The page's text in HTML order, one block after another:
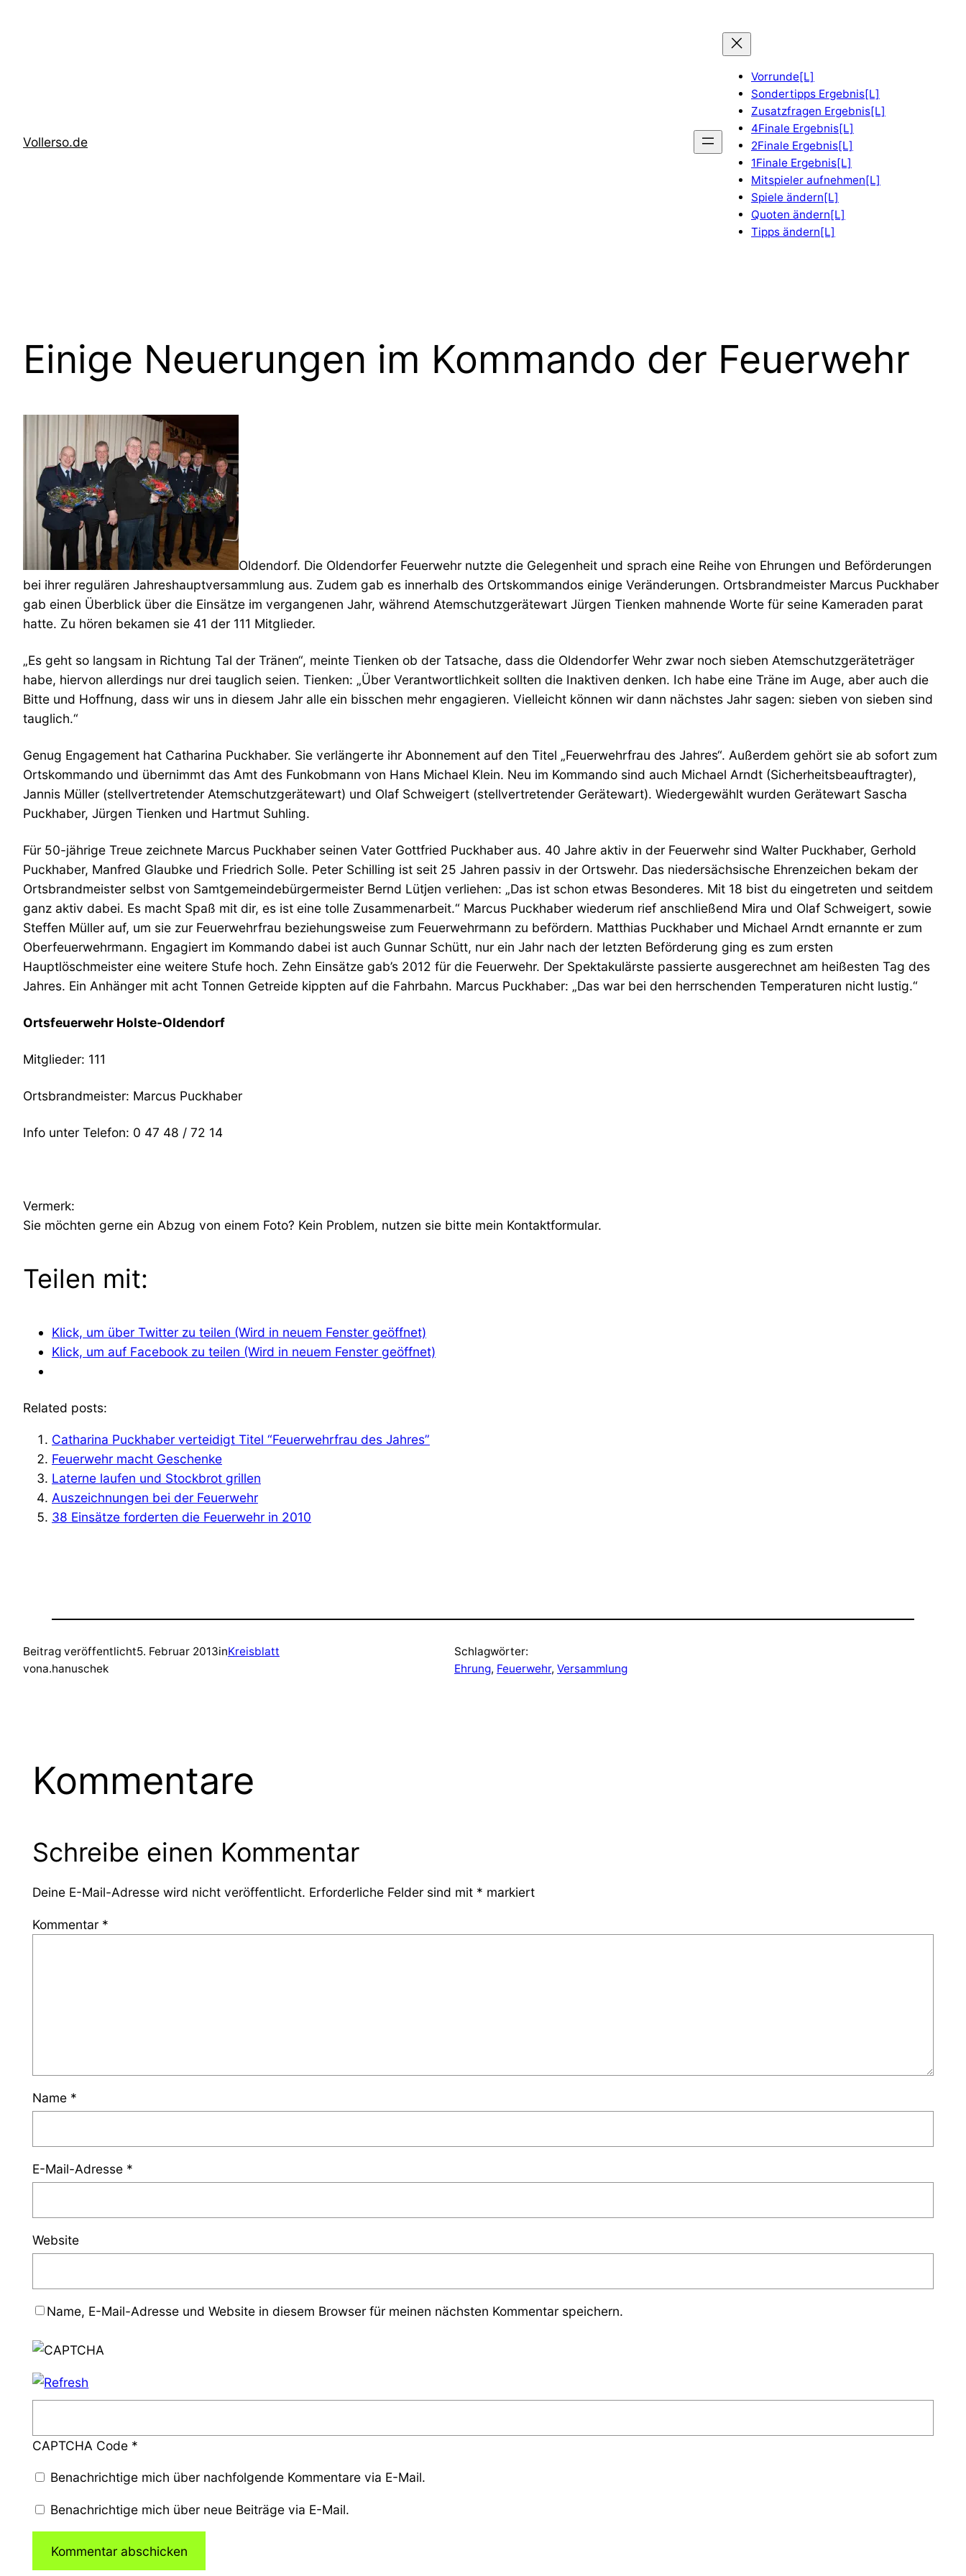
Vollerso.de
Vorrunde[L]
Sondertipps Ergebnis[L]
Zusatzfragen Ergebnis[L]
4Finale Ergebnis[L]
2Finale Ergebnis[L]
1Finale Ergebnis[L]
Mitspieler aufnehmen[L]
Spiele ändern[L]
Quoten ändern[L]
Tipps ändern[L]
Einige Neuerungen im Kommando der Feuerwehr
Oldendorf. Die Oldendorfer Feuerwehr nutzte die Gelegenheit und sprach eine Reihe von Ehrungen und Beförderungen
bei ihrer regulären Jahreshauptversammlung aus. Zudem gab es innerhalb des Ortskommandos einige Veränderungen. Ortsbrandmeister Marcus Puckhaber
gab einen Überblick über die Einsätze im vergangenen Jahr, während Atemschutzgerätewart Jürgen Tienken mahnende Worte für seine Kameraden parat
hatte. Zu hören bekamen sie 41 der 111 Mitglieder.
„Es geht so langsam in Richtung Tal der Tränen“, meinte Tienken ob der Tatsache, dass die Oldendorfer Wehr zwar noch sieben Atemschutzgeräteträger
habe, hiervon allerdings nur drei tauglich seien. Tienken: „Über Verantwortlichkeit sollten die Inaktiven denken. Ich habe eine Träne im Auge, aber auch die
Bitte und Hoffnung, dass wir uns in diesem Jahr alle ein bisschen mehr engagieren. Vielleicht können wir dann nächstes Jahr sagen: sieben von sieben sind
tauglich.“
Genug Engagement hat Catharina Puckhaber. Sie verlängerte ihr Abonnement auf den Titel „Feuerwehrfrau des Jahres“. Außerdem gehört sie ab sofort zum
Ortskommando und übernimmt das Amt des Funkobmann von Hans Michael Klein. Neu im Kommando sind auch Michael Arndt (Sicherheitsbeauftragter),
Jannis Müller (stellvertretender Atemschutzgerätewart) und Olaf Schweigert (stellvertretender Gerätewart). Wiedergewählt wurden Gerätewart Sascha
Puckhaber, Jürgen Tienken und Hartmut Suhling.
Für 50-jährige Treue zeichnete Marcus Puckhaber seinen Vater Gottfried Puckhaber aus. 40 Jahre aktiv in der Feuerwehr sind Walter Puckhaber, Gerhold
Puckhaber, Manfred Glaubke und Friedrich Solle. Peter Schilling ist seit 25 Jahren passiv in der Ortswehr. Das niedersächsische Ehrenzeichen bekam der
Ortsbrandmeister selbst von Samtgemeindebürgermeister Bernd Lütjen verliehen: „Das ist schon etwas Besonderes. Mit 18 bist du eingetreten und seitdem
ganz aktiv dabei. Es macht Spaß mit dir, es ist eine tolle Zusammenarbeit.“ Marcus Puckhaber wiederum rief anschließend Mira und Olaf Schweigert, sowie
Steffen Müller auf, um sie zur Feuerwehrfrau beziehungsweise zum Feuerwehrmann zu befördern. Matthias Puckhaber und Michael Arndt ernannte er zum
Oberfeuerwehrmann. Engagiert im Kommando dabei ist auch Gunnar Schütt, nur ein Jahr nach der letzten Beförderung ging es zum ersten
Hauptlöschmeister eine weitere Stufe hoch. Zehn Einsätze gab’s 2012 für die Feuerwehr. Der Spektakulärste passierte ausgerechnet am heißesten Tag des
Jahres. Ein Anhänger mit acht Tonnen Getreide kippten auf die Fahrbahn. Marcus Puckhaber: „Das war bei den herrschenden Temperaturen nicht lustig.“
Ortsfeuerwehr Holste-Oldendorf
Mitglieder: 111
Ortsbrandmeister: Marcus Puckhaber
Info unter Telefon: 0 47 48 / 72 14
Vermerk:
Sie möchten gerne ein Abzug von einem Foto? Kein Problem, nutzen sie bitte mein Kontaktformular.
Teilen mit:
Klick, um über Twitter zu teilen (Wird in neuem Fenster geöffnet)
Klick, um auf Facebook zu teilen (Wird in neuem Fenster geöffnet)
Related posts:
Catharina Puckhaber verteidigt Titel “Feuerwehrfrau des Jahres”
Feuerwehr macht Geschenke
Laterne laufen und Stockbrot grillen
Auszeichnungen bei der Feuerwehr
38 Einsätze forderten die Feuerwehr in 2010
Beitrag veröffentlicht5. Februar 2013inKreisblatt
vona.hanuschek
Schlagwörter:
Ehrung, Feuerwehr, Versammlung
Kommentare
Schreibe einen Kommentar
Deine E-Mail-Adresse wird nicht veröffentlicht. Erforderliche Felder sind mit * markiert
Kommentar *
Name *
E-Mail-Adresse *
Website
Name, E-Mail-Adresse und Website in diesem Browser für meinen nächsten Kommentar speichern.
CAPTCHA Code *
Benachrichtige mich über nachfolgende Kommentare via E-Mail.
Benachrichtige mich über neue Beiträge via E-Mail.